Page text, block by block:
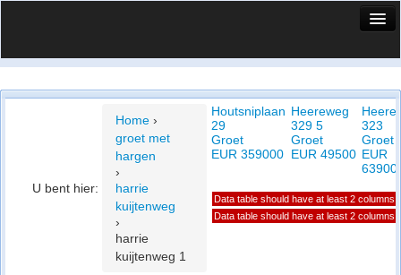
Vergelijk prijsposities - wijk
InfoU bent hier:
Home ›
groet met
hargen
›
harrie
kuijtenweg
›
harrie
kuijtenweg 1
Houtsniplaan
29
Groet
EUR 359000
Heereweg
329 5
Groet
EUR 49500
323
Groet
EUR
Data table should have at least 2 columns
Data table should have at least 2 columns